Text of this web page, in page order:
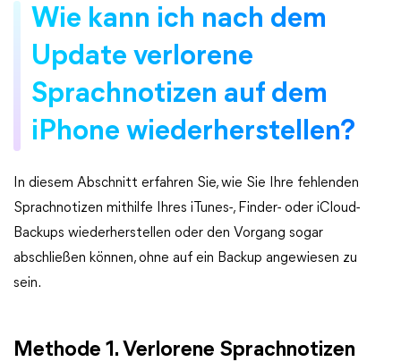
Wie kann ich nach dem
Update verlorene
Sprachnotizen auf dem
iPhone wiederherstellen?
In diesem Abschnitt erfahren Sie, wie Sie Ihre fehlenden
Sprachnotizen mithilfe Ihres iTunes-, Finder- oder iCloud-
Backups wiederherstellen oder den Vorgang sogar
abschließen können, ohne auf ein Backup angewiesen zu
sein.
Methode 1. Verlorene Sprachnotizen